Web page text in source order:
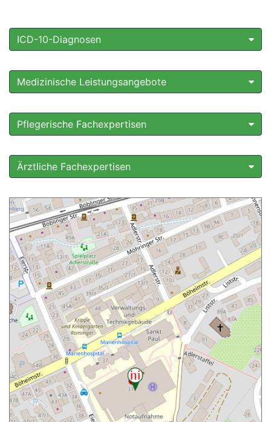
ICD-10-Diagnosen
Medizinische Leistungsangebote
Pflegerische Fachexpertisen
Ärztliche Fachexpertisen